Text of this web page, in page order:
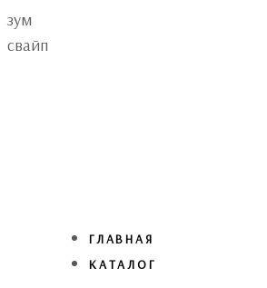
Skip
links
Skip
to
зум
свайп
ГЛАВНАЯ
КАТАЛОГ